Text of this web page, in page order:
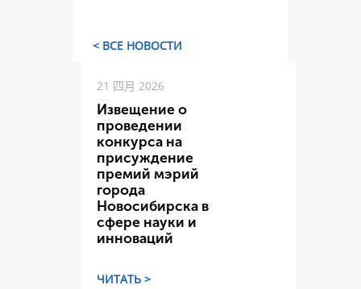
< ВСЕ НОВОСТИ
21 四月 2026
Извещение о
проведении
конкурса на
присуждение
премий мэрий
города
Новосибирска в
сфере науки и
инноваций
ЧИТАТЬ >